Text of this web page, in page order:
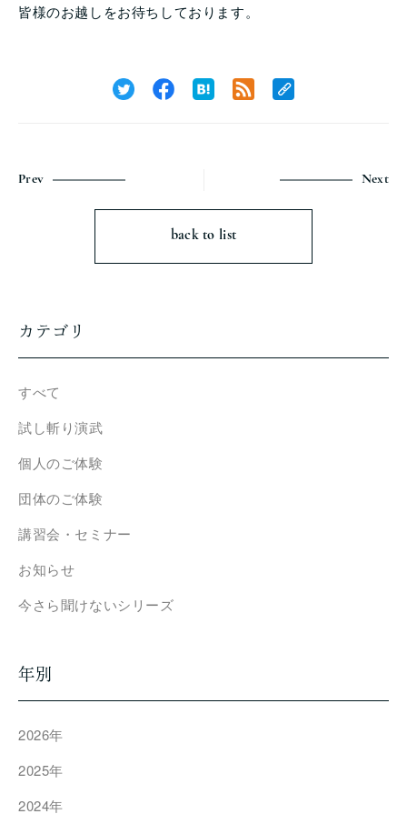
皆様のお越しをお待ちしております。
Prev
back to list
Next
カテゴリ
すべて
試し斬り演武
個人のご体験
団体のご体験
講習会・セミナー
お知らせ
今さら聞けないシリーズ
年別
2026年
2025年
2024年